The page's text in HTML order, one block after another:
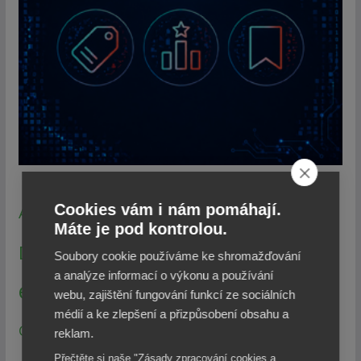
AI Bezpečnost CzechPOINT Datové schránky
DIA Digitalizace Dotace EGdílna
eGovernment ePodpis Finance GDPR
GIS ISSS Konference a semináře
Cookies vám i nám pomáhají.
Máte je pod kontrolou.
Soubory cookie používáme ke shromažďování
a analýze informací o výkonu a používání
webu, zajištění fungování funkcí ze sociálních
médií a ke zlepšení a přizpůsobení obsahu a
reklam.
Přečtěte si naše "Zásady zpracování cookies a